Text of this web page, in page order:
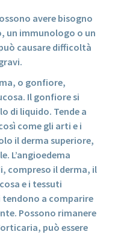
avere bisogno
un immunologo o un
causare difficoltà
o gonfiore,
Il gonfiore si
di liquido. Tende a
come gli arti e i
il derma superiore,
L’angioedema
compreso il derma, il
e i tessuti
a comparire
Possono rimanere
può essere